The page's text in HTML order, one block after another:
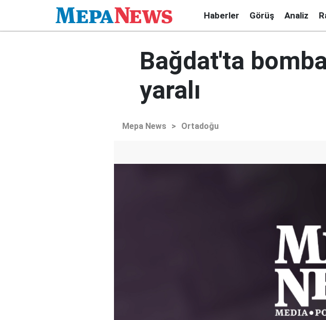
Haberler Görüş Analiz
Bağdat'ta
yaralı
Mepa News > Ortadoğu